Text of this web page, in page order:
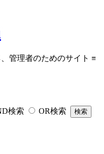
管理者のためのサイト ≡
検索
OR検索